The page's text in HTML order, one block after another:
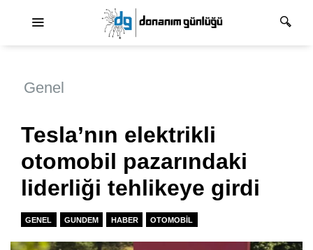
Genel
Tesla’nın elektrikli
otomobil pazarındaki
liderliği tehlikeye girdi
GENEL GUNDEM HABER OTOMOBIL